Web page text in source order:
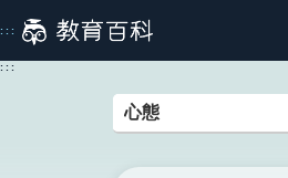
到
主
:::
:::